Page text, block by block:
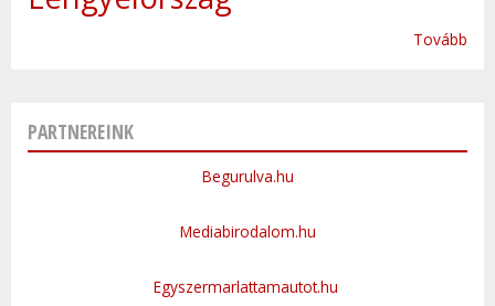
Tovább
PARTNEREINK
Begurulva.hu
Mediabirodalom.hu
Egyszermarlattamautot.hu